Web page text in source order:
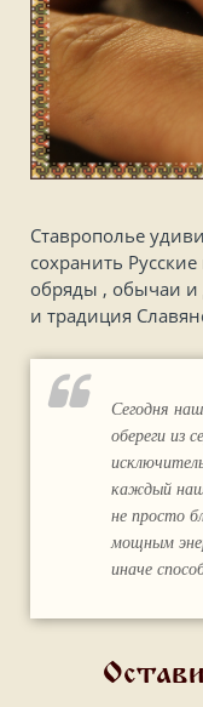
Ставрополье
сохранить
обряды , обычаи и
и традиция
Сегодня
обереги из
каждый наш
не просто
мощным
иначе